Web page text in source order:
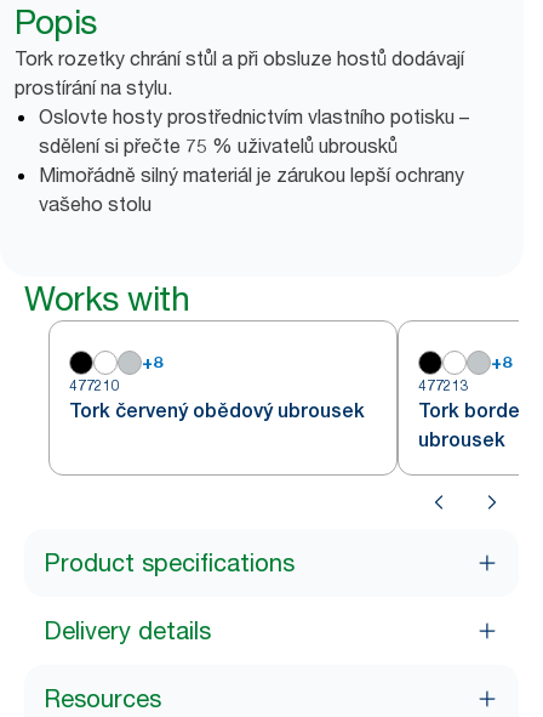
Popis
Tork rozetky chrání stůl a při obsluze hostů dodávají
prostírání na stylu.
Oslovte hosty prostřednictvím vlastního potisku –
sdělení si přečte 75 % uživatelů ubrousků
Mimořádně silný materiál je zárukou lepší ochrany
vašeho stolu
Works with
+8
477210
Tork červený obědový ubrousek
+8
477213
Tork
ubrousek
Product specifications
Delivery details
Resources